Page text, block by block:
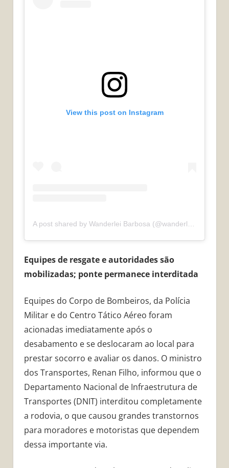
View this post on Instagram
A post shared by Wanderlei Barbosa (@wanderlei__barbosa)
Equipes de resgate e autoridades são
mobilizadas; ponte permanece interditada
Equipes do Corpo de Bombeiros, da Polícia
Militar e do Centro Tático Aéreo foram
acionadas imediatamente após o
desabamento e se deslocaram ao local para
prestar socorro e avaliar os danos. O ministro
dos Transportes, Renan Filho, informou que o
Departamento Nacional de Infraestrutura de
Transportes (DNIT) interditou completamente
a rodovia, o que causou grandes transtornos
para moradores e motoristas que dependem
dessa importante via.